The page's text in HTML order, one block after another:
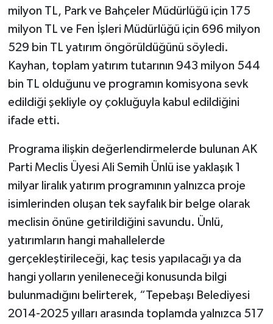
milyon TL, Park ve Bahçeler Müdürlüğü için 175
milyon TL ve Fen İşleri Müdürlüğü için 696 milyon
529 bin TL yatırım öngörüldüğünü söyledi.
Kayhan, toplam yatırım tutarının 943 milyon 544
bin TL olduğunu ve programın komisyona sevk
edildiği şekliyle oy çokluğuyla kabul edildiğini
ifade etti.
Programa ilişkin değerlendirmelerde bulunan AK
Parti Meclis Üyesi Ali Semih Ünlü ise yaklaşık 1
milyar liralık yatırım programının yalnızca proje
isimlerinden oluşan tek sayfalık bir belge olarak
meclisin önüne getirildiğini savundu. Ünlü,
yatırımların hangi mahallelerde
gerçekleştirileceği, kaç tesis yapılacağı ya da
hangi yolların yenileneceği konusunda bilgi
bulunmadığını belirterek, “Tepebaşı Belediyesi
2014-2025 yılları arasında toplamda yalnızca 517